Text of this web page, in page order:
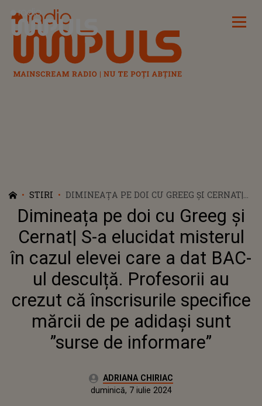
Radio Impuls
STIRI
DIMINEAȚA PE DOI CU GREEG ȘI CERNAT|
S-A ELUCIDAT MISTERUL ÎN CAZUL ELEVEI
CARE A DAT BAC-UL DESCULȚĂ.
PROFESORII AU CREZUT CĂ ÎNSCRISURILE
SPECIFICE MĂRCII DE PE ADIDAŞI SUNT
”SURSE DE INFORMARE”
Dimineața pe doi cu Greeg și
Cernat| S-a elucidat misterul
în cazul elevei care a dat BAC-
ul desculță. Profesorii au
crezut că înscrisurile specifice
mărcii de pe adidaşi sunt
”surse de informare”
Autor:ADRIANA CHIRIAC
Actualizat:
duminică, 7 iulie 2024